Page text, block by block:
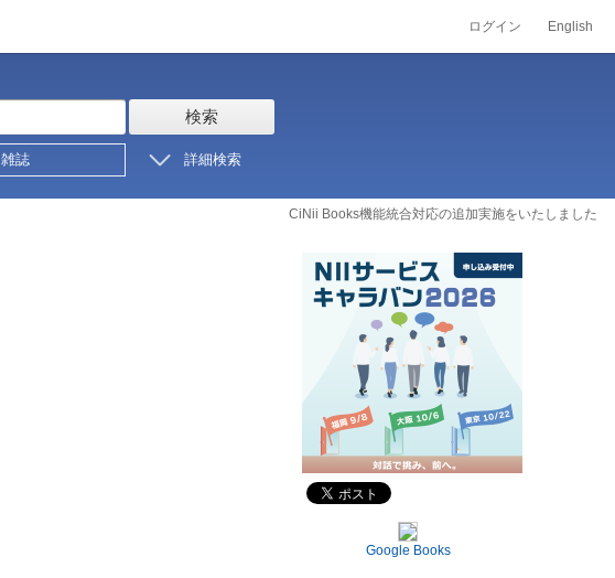
ログイン English
検索
雑誌 詳細検索
CiNii Books機能統合対応の追加実施をいたしました
Google Books